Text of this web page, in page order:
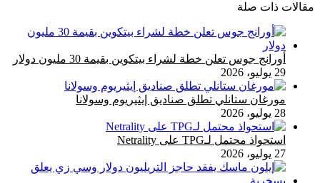
مقالات ذات صلة
أورانج جوس تعلن خطة لشراء بيتكوين بقيمة 30 مليون دولار
29 يوليو، 2026
مورغان ستانلي تطلق صناديق إيثيريوم وسولانا
28 يوليو، 2026
استحواذ محتمل لـTPG على Netrality
27 يوليو، 2026